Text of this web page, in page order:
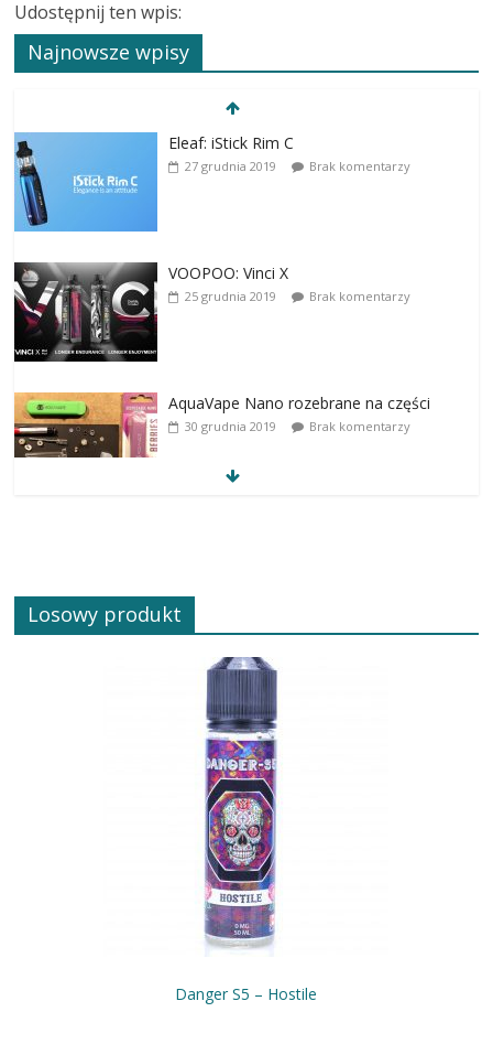
Udostępnij ten wpis:
Najnowsze wpisy
Eleaf: iStick Rim C
27 grudnia 2019 Brak komentarzy
VOOPOO: Vinci X
25 grudnia 2019 Brak komentarzy
AquaVape Nano rozebrane na części
30 grudnia 2019 Brak komentarzy
Losowy produkt
Danger S5 – Hostile